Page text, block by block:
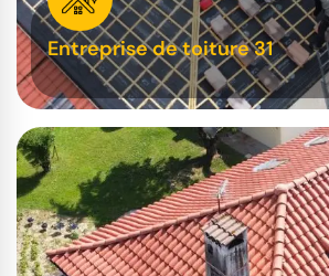
Entreprise de toiture 31